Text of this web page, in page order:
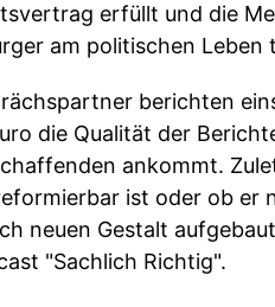
erfüllt und die
am politischen Leben
berichten
die Qualität der
ankommt.
ist oder ob er
neuen Gestalt
"Sachlich Richtig".